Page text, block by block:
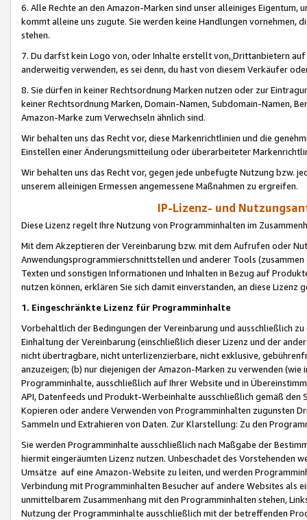
6. Alle Rechte an den Amazon-Marken sind unser alleiniges
kommt alleine uns zugute. Sie werden keine Handlungen vornehmen,
stehen.
7. Du darfst kein Logo von, oder Inhalte erstellt von,Drittanbietern auf
anderweitig verwenden, es sei denn, du hast von diesem Verkäufer
8. Sie dürfen in keiner Rechtsordnung Marken nutzen oder zur
keiner Rechtsordnung Marken, Domain-Namen, Subdomain-Namen,
Amazon-Marke zum Verwechseln ähnlich sind.
Wir behalten uns das Recht vor, diese Markenrichtlinien und die
Einstellen einer Änderungsmitteilung oder überarbeiteter
Wir behalten uns das Recht vor, gegen jede unbefugte Nutzung bzw.
unserem alleinigen Ermessen angemessene Maßnahmen zu ergreifen.
IP-Lizenz- und
Diese Lizenz regelt Ihre Nutzung von Programminhalten im
Mit dem Akzeptieren der Vereinbarung bzw. mit dem Aufrufen oder
Anwendungsprogrammierschnittstellen und anderer Tools (zusammen
Texten und sonstigen Informationen und Inhalten in Bezug auf
nutzen können, erklären Sie sich damit einverstanden, an diese Lizenz
1. Eingeschränkte Lizenz für Programminhalte
Vorbehaltlich der Bedingungen der Vereinbarung und ausschließlich
Einhaltung der Vereinbarung (einschließlich dieser Lizenz und der
nicht übertragbare, nicht unterlizenzierbare, nicht exklusive,
anzuzeigen; (b) nur diejenigen der Amazon-Marken zu verwenden
Programminhalte, ausschließlich auf Ihrer Website und in
API, Datenfeeds und Produkt-Werbeinhalte ausschließlich gemäß
Kopieren oder andere Verwenden von Programminhalten zugunsten
Sammeln und Extrahieren von Daten. Zur Klarstellung: Zu den
Sie werden Programminhalte ausschließlich nach Maßgabe der
hiermit eingeräumten Lizenz nutzen. Unbeschadet des Vorstehenden
Umsätze auf eine Amazon-Website zu leiten, und werden
Verbindung mit Programminhalten Besucher auf andere Websites als
unmittelbarem Zusammenhang mit den Programminhalten stehen,
Nutzung der Programminhalte ausschließlich mit der betreffenden